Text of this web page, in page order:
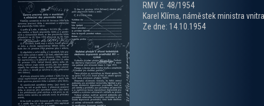
RMV č. 48/1954
Karel Klíma, náměstek ministra vnitra
Ze dne: 14.10.1954
zobrazit PDF dokument